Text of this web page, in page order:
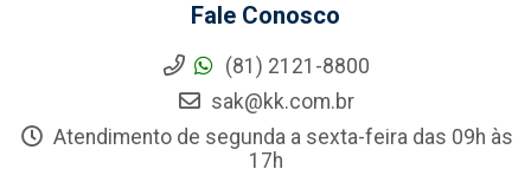
Fale Conosco
(81) 2121-8800
sak@kk.com.br
Atendimento de segunda a sexta-feira das 09h às
17h